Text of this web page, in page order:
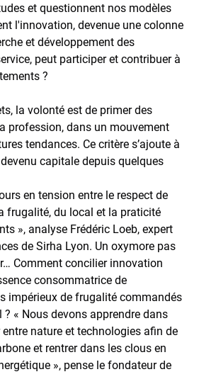
et questionnent nos modèles
l'innovation, devenue une colonne
et développement des
peut participer et contribuer à
?
la volonté est de primer des
profession, dans un mouvement
tendances. Ce critère s’ajoute à
capitale depuis quelques
en tension entre le respect de
frugalité, du local et la praticité
», analyse Frédéric Loeb, expert
de Sirha Lyon. Un oxymore pas
Comment concilier innovation
consommatrice de
impérieux de frugalité commandés
« Nous devons apprendre dans
nature et technologies afin de
et rentrer dans les clous en
», pense le fondateur de